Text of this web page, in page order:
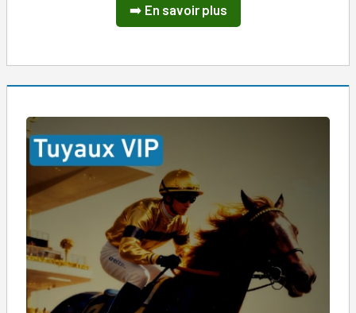
➡️ En savoir plus